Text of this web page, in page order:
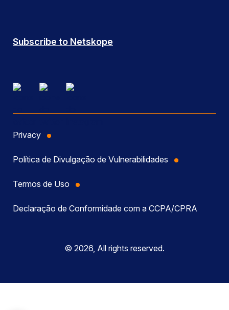
Subscribe to Netskope
Privacy
Política de Divulgação de Vulnerabilidades
Termos de Uso
Declaração de Conformidade com a CCPA/CPRA
© 2026, All rights reserved.